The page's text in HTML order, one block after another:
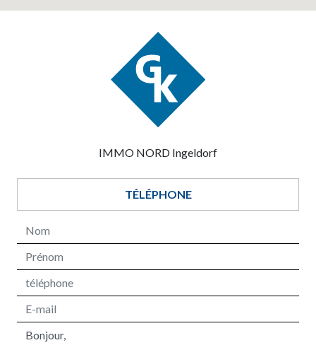
IMMO NORD Ingeldorf
TÉLÉPHONE